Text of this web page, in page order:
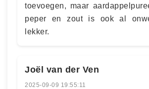
toevoegen, maar
peper en zout is ook al
lekker.
Joël van der Ven
2025-09-09 19:55:11